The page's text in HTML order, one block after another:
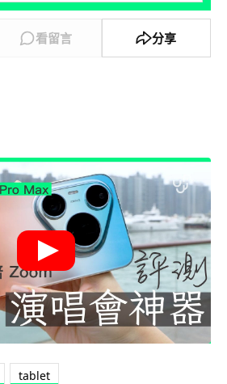
看留言 分享
tablet